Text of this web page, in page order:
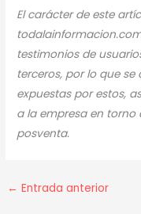
El carácter de este
testimonios de
terceros, por lo que
expuestas por estos,
a la empresa en torno
posventa.
← Entrada anterior